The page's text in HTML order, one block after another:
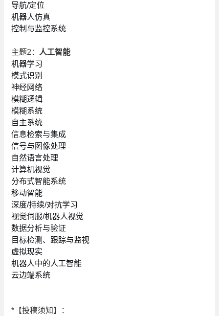
导航/定位
机器人仿真
控制与监控系统
主题2：
人工智能
机器学习
模式识别
神经网络
模糊逻辑
模糊系统
自主系统
信息检索与集成
信号与图像处理
自然语言处理
计算机视觉
分布式智能系统
移动智能
深度/持续/对抗学习
视觉伺服/机器人视觉
数据分析与验证
目标检测、跟踪与监视
虚拟现实
机器人中的人工智能
云边端系统
*【投稿须知】：